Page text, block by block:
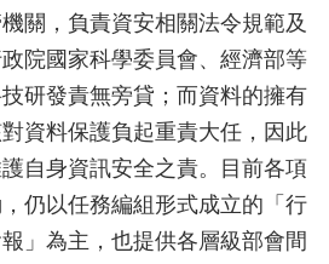
關，負責資安相關法令規範及
院國家科學委員會、經濟部等
研發責無旁貸；而資料的擁有
資料保護負起重責大任，因此
自身資訊安全之責。目前各項
仍以任務編組形式成立的「行
」為主，也提供各層級部會間